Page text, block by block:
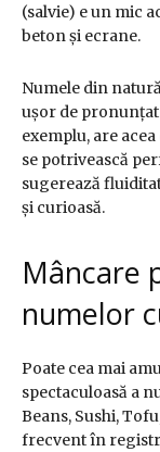
(salvie) e un mic
beton și ecrane.
Numele din
ușor de pronunțat
exemplu, are
se potrivească
sugerează
și curioasă.
Mâncare
numelor
Poate cea mai
spectaculoasă a
Beans, Sushi,
frecvent în